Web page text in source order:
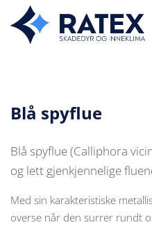
Blå spyflue
Blå spyflue (Calliphora
og lett gjenkjennelige
Med sin karakteristiske
overse når den surrer rundt